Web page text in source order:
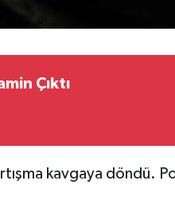
Çıktı
kavgaya döndü.